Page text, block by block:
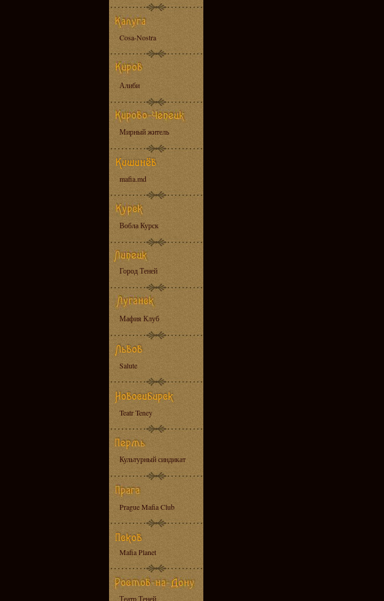
Cosa-Nostra
Алиби
Мирный житель
mafia.md
Вобла Курск
Город Теней
Мафия Клуб
Salute
Teatr Teney
Культурный синдикат
Prague Mafia Club
Mafia Planet
Театр Теней